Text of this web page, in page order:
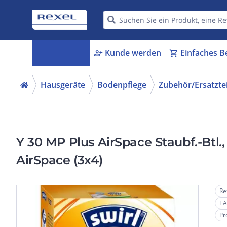
person_add Kunde werden shopping_cart Einfaches
Hausgeräte Bodenpflege Zubehör/
Y 30 MP Plus AirSpace Staubf.-
AirSpace (3x4)